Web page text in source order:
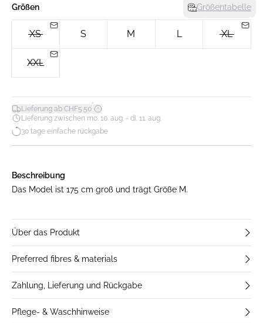
Größen Größentabelle
XS S M L XL
XXL
Lieferung ab CHF5.50*
Lieferung zwischen mo. 10. aug. - di. 11. aug.
30 tage einfache rückgabe
Beschreibung
Das Model ist 175 cm groß und trägt Größe M.
Über das Produkt
Preferred fibres & materials
Zahlung, Lieferung und Rückgabe
Pflege- & Waschhinweise